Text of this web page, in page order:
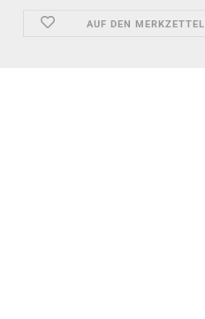
AUF DEN MERKZETTEL